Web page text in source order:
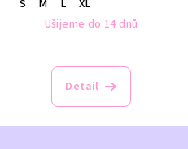
S
M L
XL
Ušijeme do 14 dnů
Detail